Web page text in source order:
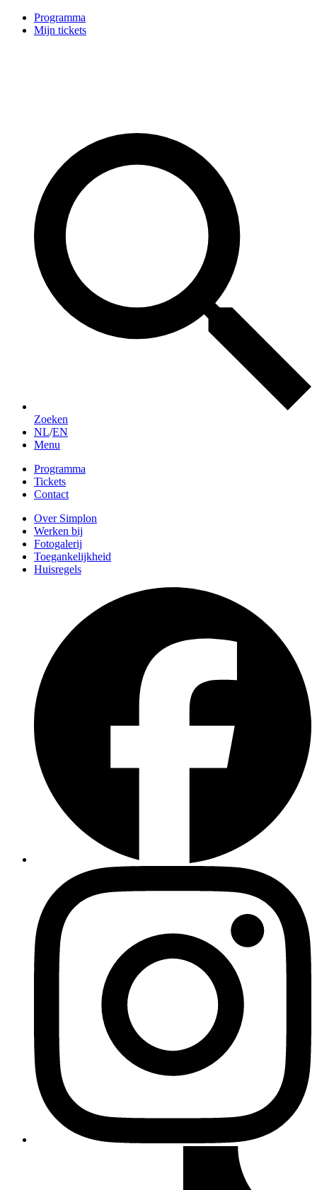
Programma
Mijn tickets
Zoeken
NL/EN
Menu
Programma
Tickets
Contact
Over Simplon
Werken bij
Fotogalerij
Toegankelijkheid
Huisregels